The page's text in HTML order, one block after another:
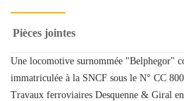
Pièces jointes
Une locomotive surnommée "Belphegor"
immatriculée à la SNCF sous le N° CC
Travaux ferroviaires Desquenne & Giral